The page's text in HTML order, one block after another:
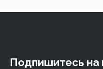
Подпишитесь на